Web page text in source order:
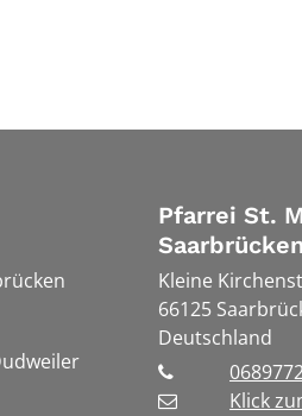
Pfarrei St.
Kleine
66125
Deutschland
Klick